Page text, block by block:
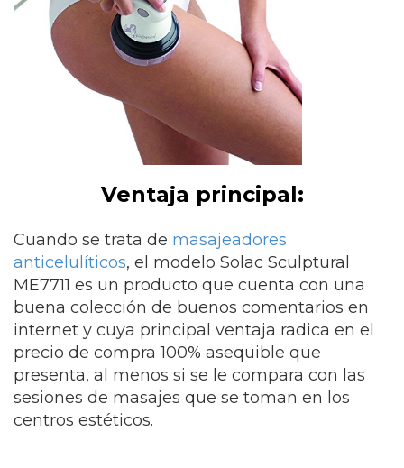
Ventaja principal:
Cuando se trata de masajeadores
anticelulíticos, el modelo Solac Sculptural
ME7711 es un producto que cuenta con una
buena colección de buenos comentarios en
internet y cuya principal ventaja radica en el
precio de compra 100% asequible que
presenta, al menos si se le compara con las
sesiones de masajes que se toman en los
centros estéticos.